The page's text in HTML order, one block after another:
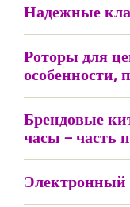
Надежные
Роторы для
особенности,
Брендовые
часы – часть
Электронный